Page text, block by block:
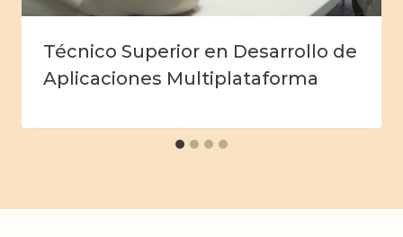
Técnico Superior en Desarrollo de
Aplicaciones Multiplataforma